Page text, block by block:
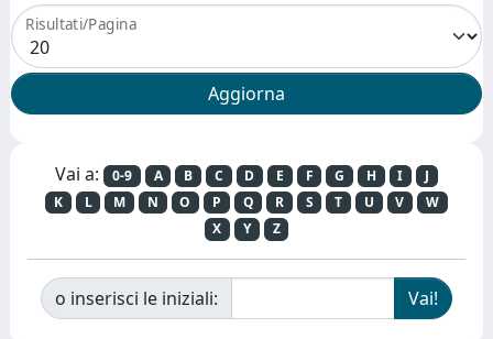
Risultati/Pagina
Vai a: 0-9 A B C D E F G H I
J
K
L M N O P Q R S T U V
W
X
Y Z
o inserisci le iniziali: